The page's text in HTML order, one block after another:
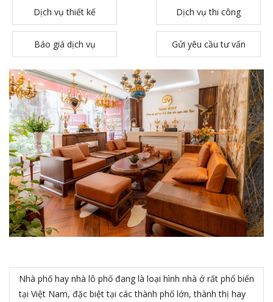
Dịch vụ thiết kế Dịch vụ thi công
Báo giá dịch vụ Gửi yêu cầu tư vấn
Nhà phố hay nhà lô phố đang là loại hình nhà ở rất phổ biến
tại Việt Nam, đặc biệt tại các thành phố lớn, thành thị hay